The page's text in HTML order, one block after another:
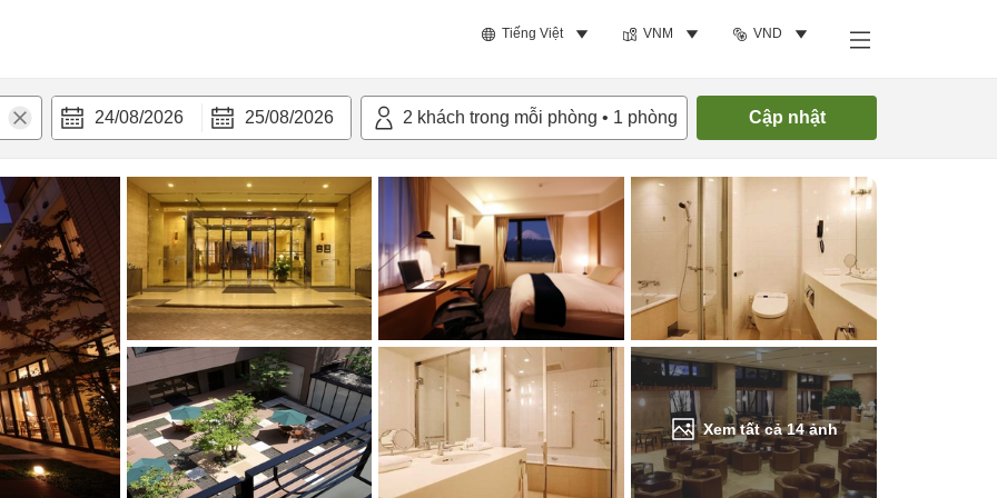
Tiếng Việt VNM VND
24/08/2026 25/08/2026 2 khách trong mỗi phòng • 1 phòng Cập nhật
Xem tất cả14ảnh
nghi Tìm phòng trống